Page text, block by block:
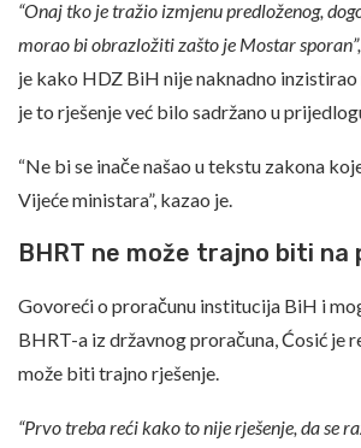
“Onaj tko je tražio izmjenu predloženog,
morao bi obrazložiti zašto je Mostar sporan”,
je kako HDZ BiH nije naknadno
je to rješenje već bilo sadržano u
“Ne bi se inače našao u tekstu zakona
Vijeće ministara”, kazao je.
BHRT ne može trajno biti na
Govoreći o proračunu institucija BiH i
BHRT-a iz državnog proračuna, Ćosić je
može biti trajno rješenje.
“Prvo treba reći kako to nije rješenje, da se